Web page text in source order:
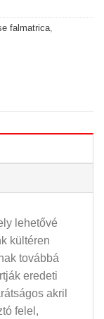
falmatrica,
lehetővé
kültéren
továbbá
eredeti
akril
felel,